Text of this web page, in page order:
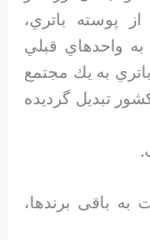
پوسته باتري،
واحدهاي قبلي
به يك مجتمع
تبديل گرديده
به باقی برندها،